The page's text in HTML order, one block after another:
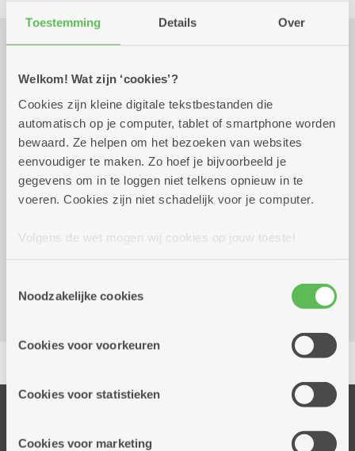
Toestemming Details Over
Welkom! Wat zijn ‘cookies’?
Cookies zijn kleine digitale tekstbestanden die
automatisch op je computer, tablet of smartphone worden
bewaard. Ze helpen om het bezoeken van websites
eenvoudiger te maken. Zo hoef je bijvoorbeeld je
gegevens om in te loggen niet telkens opnieuw in te
voeren. Cookies zijn niet schadelijk voor je computer.
Volgens de wet mogen wij cookies op jouw toestel
cookies hebben we jouw toestemming nodig. Sommige
cookies worden geplaatst door derde partijen die een
informatie over jouw (geanonimiseerd) gebruik van onze
partners kunnen deze gegevens combineren met andere
Noodzakelijke cookies
Cookies voor voorkeuren
Cookies voor statistieken
Cookies voor marketing
Praktisch
woensdag 23 september
2026
14.00 uur tot 16.30
uur
10 euro
2600 Berchem
Delen
Thuisdiensten